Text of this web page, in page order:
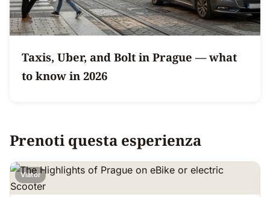
Taxis, Uber, and Bolt in Prague — what
to know in 2026
Prenoti questa esperienza
Viator